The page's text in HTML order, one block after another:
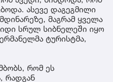
ასევე დაგეგმილი
მაგრამ ყველა
სრულ სიბნელეში იყო
ტურისტმა,
რომ ეს
რადგან